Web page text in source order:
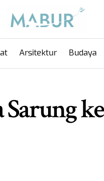
Arsitektur Budaya
ke